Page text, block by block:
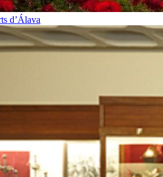
d’Álava